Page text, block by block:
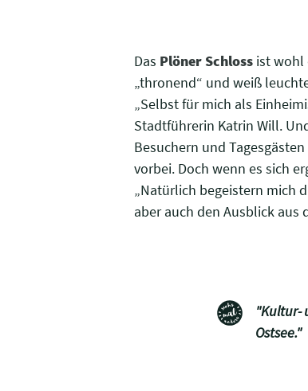
Das Plöner Schloss ist wohl
„thronend“ und weiß
„Selbst für mich als
Stadtführerin Katrin Will.
Besuchern und
vorbei. Doch wenn es sich
„Natürlich begeistern mich
aber auch den Ausblick aus
"Kultur-
Ostsee."